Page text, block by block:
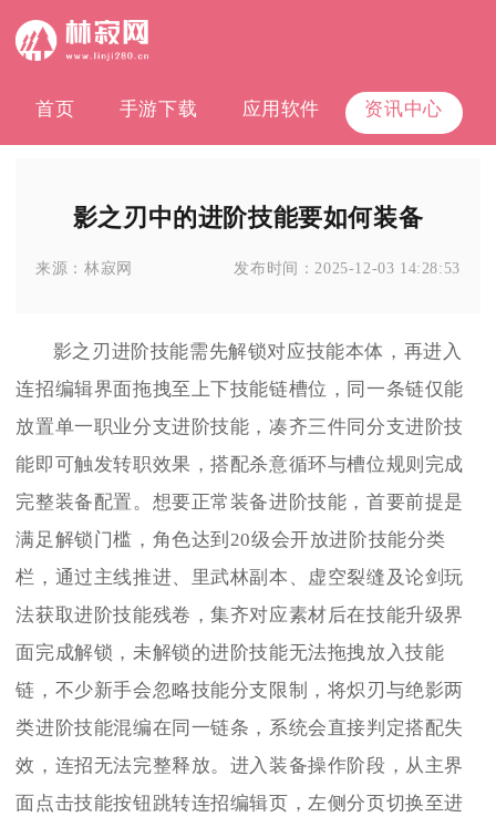
首页 手游下载 应用软件 资讯中心
影之刃中的进阶技能要如何装备
来源：林寂网 发布时间： 2025-12-03 14:28:53
影之刃进阶技能需先解锁对应技能本体，再进入
连招编辑界面拖拽至上下技能链槽位，同一条链仅能
放置单一职业分支进阶技能，凑齐三件同分支进阶技
能即可触发转职效果，搭配杀意循环与槽位规则完成
完整装备配置。想要正常装备进阶技能，首要前提是
满足解锁门槛，角色达到20级会开放进阶技能分类
栏，通过主线推进、里武林副本、虚空裂缝及论剑玩
法获取进阶技能残卷，集齐对应素材后在技能升级界
面完成解锁，未解锁的进阶技能无法拖拽放入技能
链，不少新手会忽略技能分支限制，将炽刃与绝影两
类进阶技能混编在同一链条，系统会直接判定搭配失
效，连招无法完整释放。进入装备操作阶段，从主界
面点击技能按钮跳转连招编辑页，左侧分页切换至进